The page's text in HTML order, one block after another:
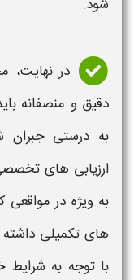
در نهایت،
دقیق و منصفانه
به درستی
ارزیابی های
به ویژه در مواقعی
های تکمیلی داشته
با توجه به شرایط